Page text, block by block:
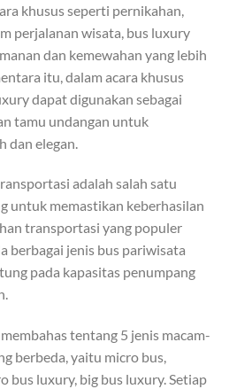
khusus seperti pernikahan,
perjalanan wisata, bus luxury
dan kemewahan yang lebih
itu, dalam acara khusus
dapat digunakan sebagai
tamu undangan untuk
dan elegan.
adalah salah satu
untuk memastikan keberhasilan
transportasi yang populer
berbagai jenis bus pariwisata
pada kapasitas penumpang
tentang 5 jenis macam-
berbeda, yaitu micro bus,
bus luxury, big bus luxury. Setiap